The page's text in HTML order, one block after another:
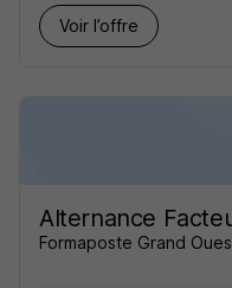
Voir l’offre
Alternance
Formaposte Grand